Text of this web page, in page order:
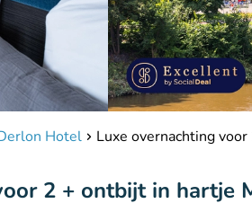
Hotel Luxe overnachting
2 + ontbijt in hartje